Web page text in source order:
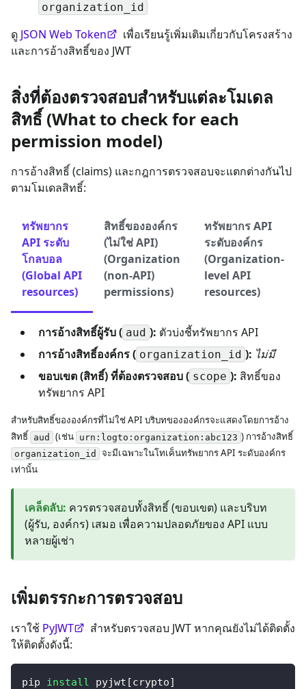
organization_id
ดู JSON Web Token
เพื่อเรียนรู้เพิ่มเติมเกี่ยวกับโครงสร้าง
และการอ้างสิทธิ์ของ JWT
สิ่งที่ต้องตรวจสอบสำหรับแต่ละโมเดล
สิทธิ์ (What to check for each
permission model)
การอ้างสิทธิ์ (claims) และกฎการตรวจสอบจะแตกต่างกันไป
ตามโมเดลสิทธิ์:
ทรัพยากร
API ระดับ
โกลบอล
(Global API
resources)
สิทธิ์ขององค์กร
(ไม่ใช่ API)
(Organization
(non-API)
permissions)
ทรัพยากร API
ระดับองค์กร
(Organization-
level API
resources)
การอ้างสิทธิ์ผู้รับ ( aud ): ตัวบ่งชี้ทรัพยากร API
การอ้างสิทธิ์องค์กร ( organization_id ): ไม่มี
ขอบเขต (สิทธิ์) ที่ต้องตรวจสอบ ( scope ): สิทธิ์ของ
ทรัพยากร API
สำหรับสิทธิ์ขององค์กรที่ไม่ใช่ API บริบทขององค์กรจะแสดงโดยการอ้าง
สิทธิ์ aud (เช่น urn:logto:organization:abc123 ) การอ้างสิทธิ์
organization_id
จะมีเฉพาะในโทเค็นทรัพยากร API ระดับองค์กร
เท่านั้น
เคล็ดลับ: ควรตรวจสอบทั้งสิทธิ์ (ขอบเขต) และบริบท
(ผู้รับ, องค์กร) เสมอ เพื่อความปลอดภัยของ API แบบ
หลายผู้เช่า
เพิ่มตรรกะการตรวจสอบ
เราใช้ PyJWT
สำหรับตรวจสอบ JWT หากคุณยังไม่ได้ติดตั้ง
ให้ติดตั้งดังนี้:
pip install pyjwt [crypto]